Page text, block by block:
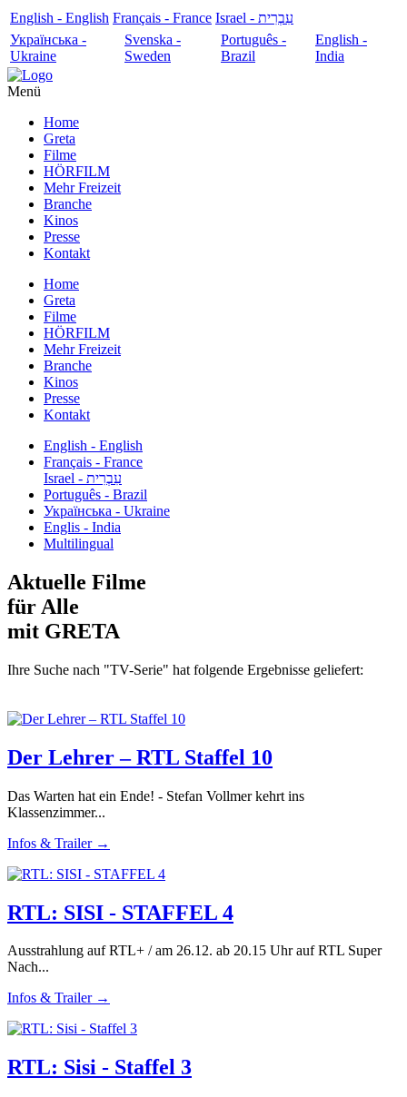
English - English Français - France
עִבְרִית - Israel
Українська -
Ukraine
Svenska -
Sweden
Português -
Brazil
English -
India
Menü
Home
Greta
Filme
HÖRFILM
Mehr Freizeit
Branche
Kinos
Presse
Kontakt
Home
Greta
Filme
HÖRFILM
Mehr Freizeit
Branche
Kinos
Presse
Kontakt
English - English
Français - France
עִבְרִית - Israel
Português - Brazil
Українська - Ukraine
Englis - India
Multilingual
Aktuelle Filme
für Alle
mit GRETA
Ihre Suche nach "TV-Serie" hat folgende Ergebnisse geliefert:
Der Lehrer – RTL Staffel 10
Das Warten hat ein Ende! - Stefan Vollmer kehrt ins
Klassenzimmer...
Infos & Trailer →
RTL: SISI - STAFFEL 4
Ausstrahlung auf RTL+ / am 26.12. ab 20.15 Uhr auf RTL Super
Nach...
Infos & Trailer →
RTL: Sisi - Staffel 3